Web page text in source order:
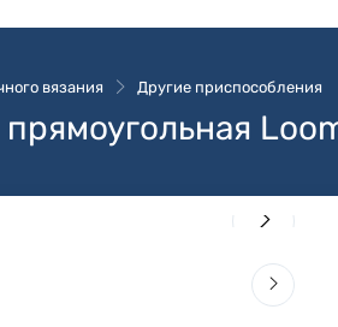
вязания Другие приспособления